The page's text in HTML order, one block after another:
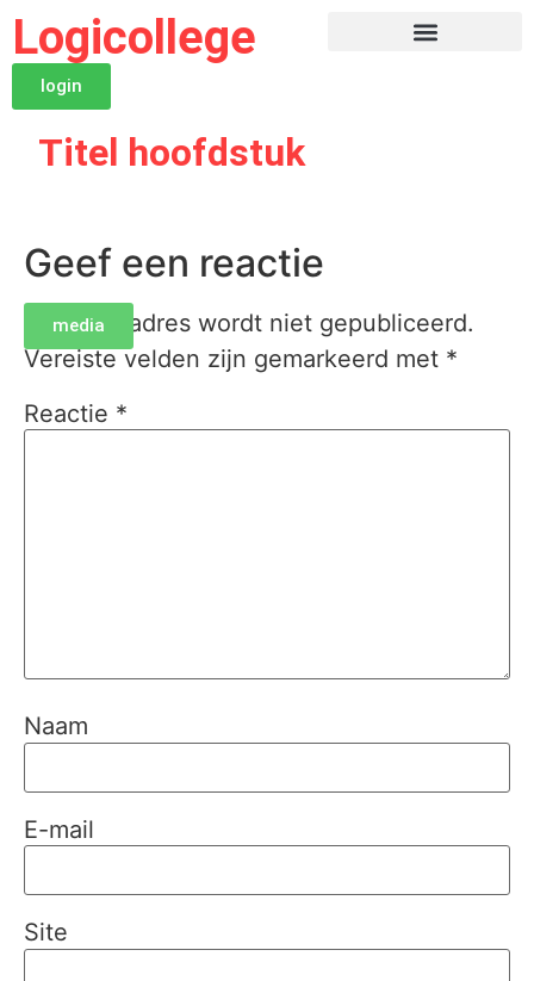
Logicollege
login
Titel hoofdstuk
Geef een reactie
Je e-mailadres wordt niet gepubliceerd.
Vereiste velden zijn gemarkeerd met *
Reactie *
Naam
E-mail
Site
media